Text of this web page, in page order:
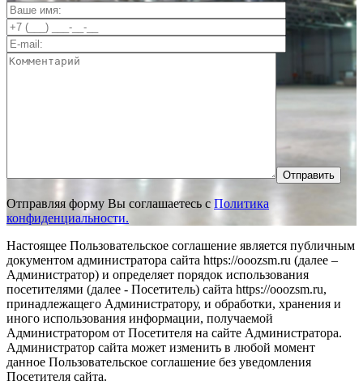
Отправить
Отправляя форму Вы соглашаетесь с Политика
конфиденциальности.
Настоящее Пользовательское соглашение является публичным
документом администратора сайта https://ooozsm.ru (далее –
Администратор) и определяет порядок использования
посетителями (далее - Посетитель) сайта https://ooozsm.ru,
принадлежащего Администратору, и обработки, хранения и
иного использования информации, получаемой
Администратором от Посетителя на сайте Администратора.
Администратор сайта может изменить в любой момент
данное Пользовательское соглашение без уведомления
Посетителя сайта.